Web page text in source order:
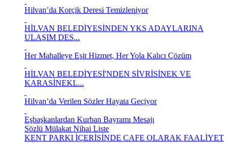
Hilvan’da Korçik Deresi Temizleniyor
HİLVAN BELEDİYESİNDEN YKS ADAYLARINA
ULAŞIM DES...
Her Mahalleye Eşit Hizmet, Her Yola Kalıcı Çözüm
HİLVAN BELEDİYESİ'NDEN SİVRİSİNEK VE
KARASİNEKL...
Hilvan’da Verilen Sözler Hayata Geçiyor
Eşbaşkanlardan Kurban Bayramı Mesajı
Sözlü Mülakat Nihai Liste
KENT PARKI İÇERİSİNDE CAFE OLARAK FAALİYET